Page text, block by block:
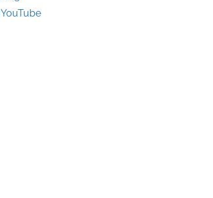
YouTube